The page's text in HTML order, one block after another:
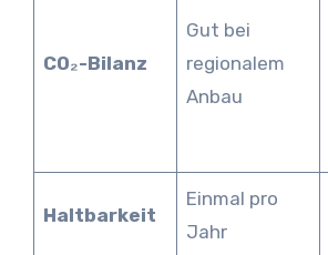
CO₂-Bilanz
Gut bei
regionalem
Anbau
Haltbarkeit
Einmal pro
Jahr